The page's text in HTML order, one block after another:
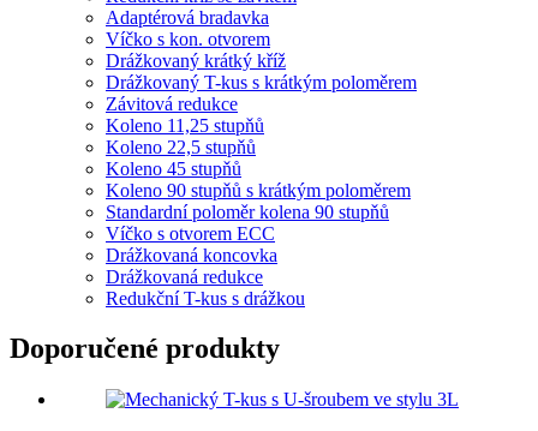
Adaptérová bradavka
Víčko s kon. otvorem
Drážkovaný krátký kříž
Drážkovaný T-kus s krátkým poloměrem
Závitová redukce
Koleno 11,25 stupňů
Koleno 22,5 stupňů
Koleno 45 stupňů
Koleno 90 stupňů s krátkým poloměrem
Standardní poloměr kolena 90 stupňů
Víčko s otvorem ECC
Drážkovaná koncovka
Drážkovaná redukce
Redukční T-kus s drážkou
Doporučené produkty